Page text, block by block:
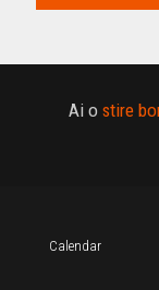
Ai o stire
Calendar